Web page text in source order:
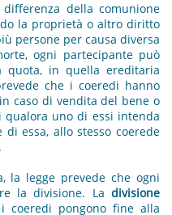
della comunione
la proprietà o altro diritto
persone per causa diversa
ogni partecipante può
quota, in quella ereditaria
che i coeredi hanno
caso di vendita del bene o
uno di essi intenda
essa, allo stesso coerede
.
la legge prevede che ogni
la divisione. La divisione
coeredi pongono fine alla